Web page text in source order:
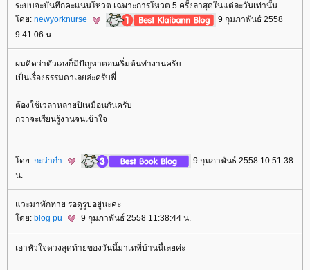
ระบบจะบันทึกคะแนนโหวต เฉพาะการโหวต 5 ครั้งล่าสุดในแต่ละวันเท่านั้น
ดย: newyorknurse
9 กุมภาพันธ์ 2558
9:41:06 น.
ผมคิดว่าตัวเองก็มีปัญหาตอนเริ่มต้นทำงานครับ
เป็นเรื่องธรรมดาเลยล่ะครับพี่
ต้องใช้เวลาหลายปีเหมือนกันครับ
กว่าจะเรียนรู้งานจนเข้าใจ
ดย: กะว่าก๋า
9 กุมภาพันธ์ 2558 10:51:38
น.
วะมาทักทาย รอดูรูปอยู่นะคะ
ดย: blog pu 9 กุมภาพันธ์ 2558 11:38:44 น.
เอาหัวใจดวงสุดท้ายของวันนี้มาเทที่บ้านนี้เลยค่ะ